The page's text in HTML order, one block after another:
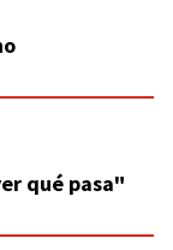
qué pasa"